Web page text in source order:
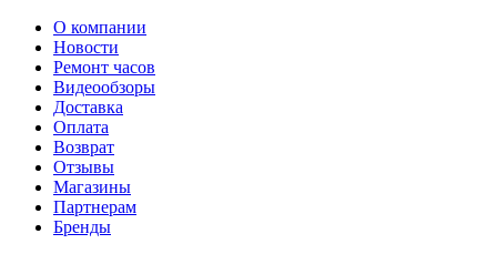
О компании
Новости
Ремонт часов
Видеообзоры
Доставка
Оплата
Возврат
Отзывы
Магазины
Партнерам
Бренды